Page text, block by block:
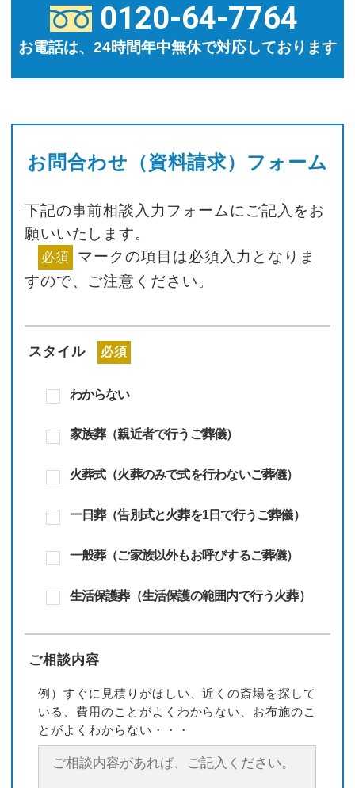
0120-64-7764
お電話は、24時間年中無休で対応しております
お問合わせ（資料請求）フォーム
下記の事前相談入力フォームにご記入をお
願いいたします。
必須 マークの項目は必須入力となりま
すので、 ご注意ください。
スタイル 必須
わからない
家族葬（親近者で行うご葬儀）
火葬式（火葬のみで式を行わないご葬儀）
一日葬（告別式と火葬を1日で行うご葬儀）
一般葬（ご家族以外もお呼びするご葬儀）
生活保護葬（生活保護の範囲内で行う火葬）
ご相談内容
例）すぐに見積りがほしい、近くの斎場を探して
いる、費用のことがよくわからない、お布施のこ
とがよくわからない・・・